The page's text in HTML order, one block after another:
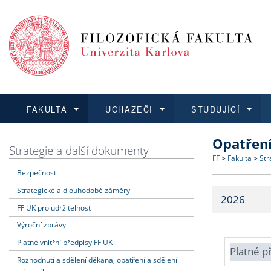
FAKULTA
Dozvědět se více
Struktura
Strategie
Fakultní
UCHAZEČI
Podat přihlášku
Co
Učitelské
STUDUJÍCÍ
Dozvědět se více
Dozvědět se více
O vědě a
Dozvědět se více
Aktuální
Strategie a další dokumenty
Bezpečnost
Strategické a dlouhodobé záměry
FF UK pro udržitelnost
Výroční zprávy
Platné vnitřní předpisy FF UK
Rozhodnutí a sdělení děkana, opatření a sdělení
FF > Fakulta >
2026
Platné